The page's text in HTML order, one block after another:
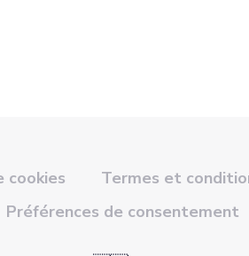
cookies Termes et
Préférences de consentement